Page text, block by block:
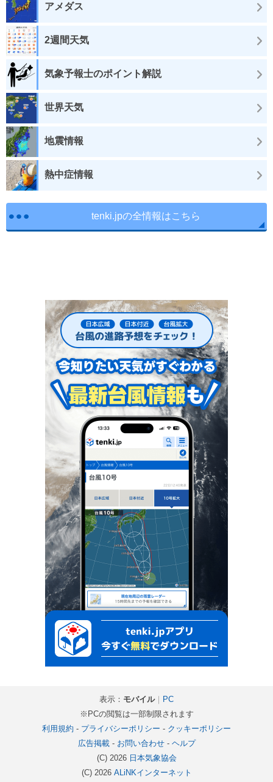
アメダス
2週間天気
気象予報士のポイント解説
世界天気
地震情報
熱中症情報
tenki.jpの全情報はこちら
表示： モバイル｜ PC
※PCの閲覧は一部制限されます
利用規約 - プライバシーポリシー - クッキーポリシー
広告掲載- お問い合わせ- ヘルプ
(C) 2026 日本気象協会
(C) 2026 ALiNKインターネット